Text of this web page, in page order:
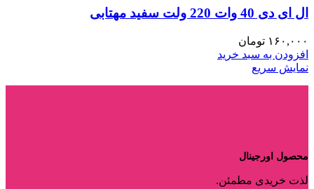
ال ای دی 40 وات 220 ولت سفید مهتابی
۱۶۰,۰۰۰ تومان
افزودن به سبد خرید
نمایش سریع
محصول اورجینال
لذت خریدی مطمئن.